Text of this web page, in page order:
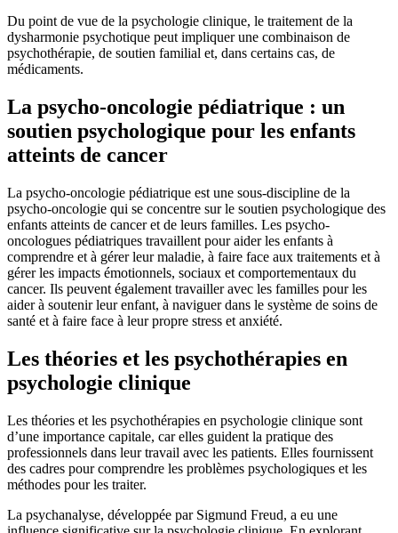
Du point de vue de la psychologie clinique, le traitement de la
dysharmonie psychotique peut impliquer une combinaison de
psychothérapie, de soutien familial et, dans certains cas, de
médicaments.
La psycho-oncologie pédiatrique : un
soutien psychologique pour les enfants
atteints de cancer
La psycho-oncologie pédiatrique est une sous-discipline de la
psycho-oncologie qui se concentre sur le soutien psychologique des
enfants atteints de cancer et de leurs familles. Les psycho-
oncologues pédiatriques travaillent pour aider les enfants à
comprendre et à gérer leur maladie, à faire face aux traitements et à
gérer les impacts émotionnels, sociaux et comportementaux du
cancer. Ils peuvent également travailler avec les familles pour les
aider à soutenir leur enfant, à naviguer dans le système de soins de
santé et à faire face à leur propre stress et anxiété.
Les théories et les psychothérapies en
psychologie clinique
Les théories et les psychothérapies en psychologie clinique sont
d’une importance capitale, car elles guident la pratique des
professionnels dans leur travail avec les patients. Elles fournissent
des cadres pour comprendre les problèmes psychologiques et les
méthodes pour les traiter.
La psychanalyse, développée par Sigmund Freud, a eu une